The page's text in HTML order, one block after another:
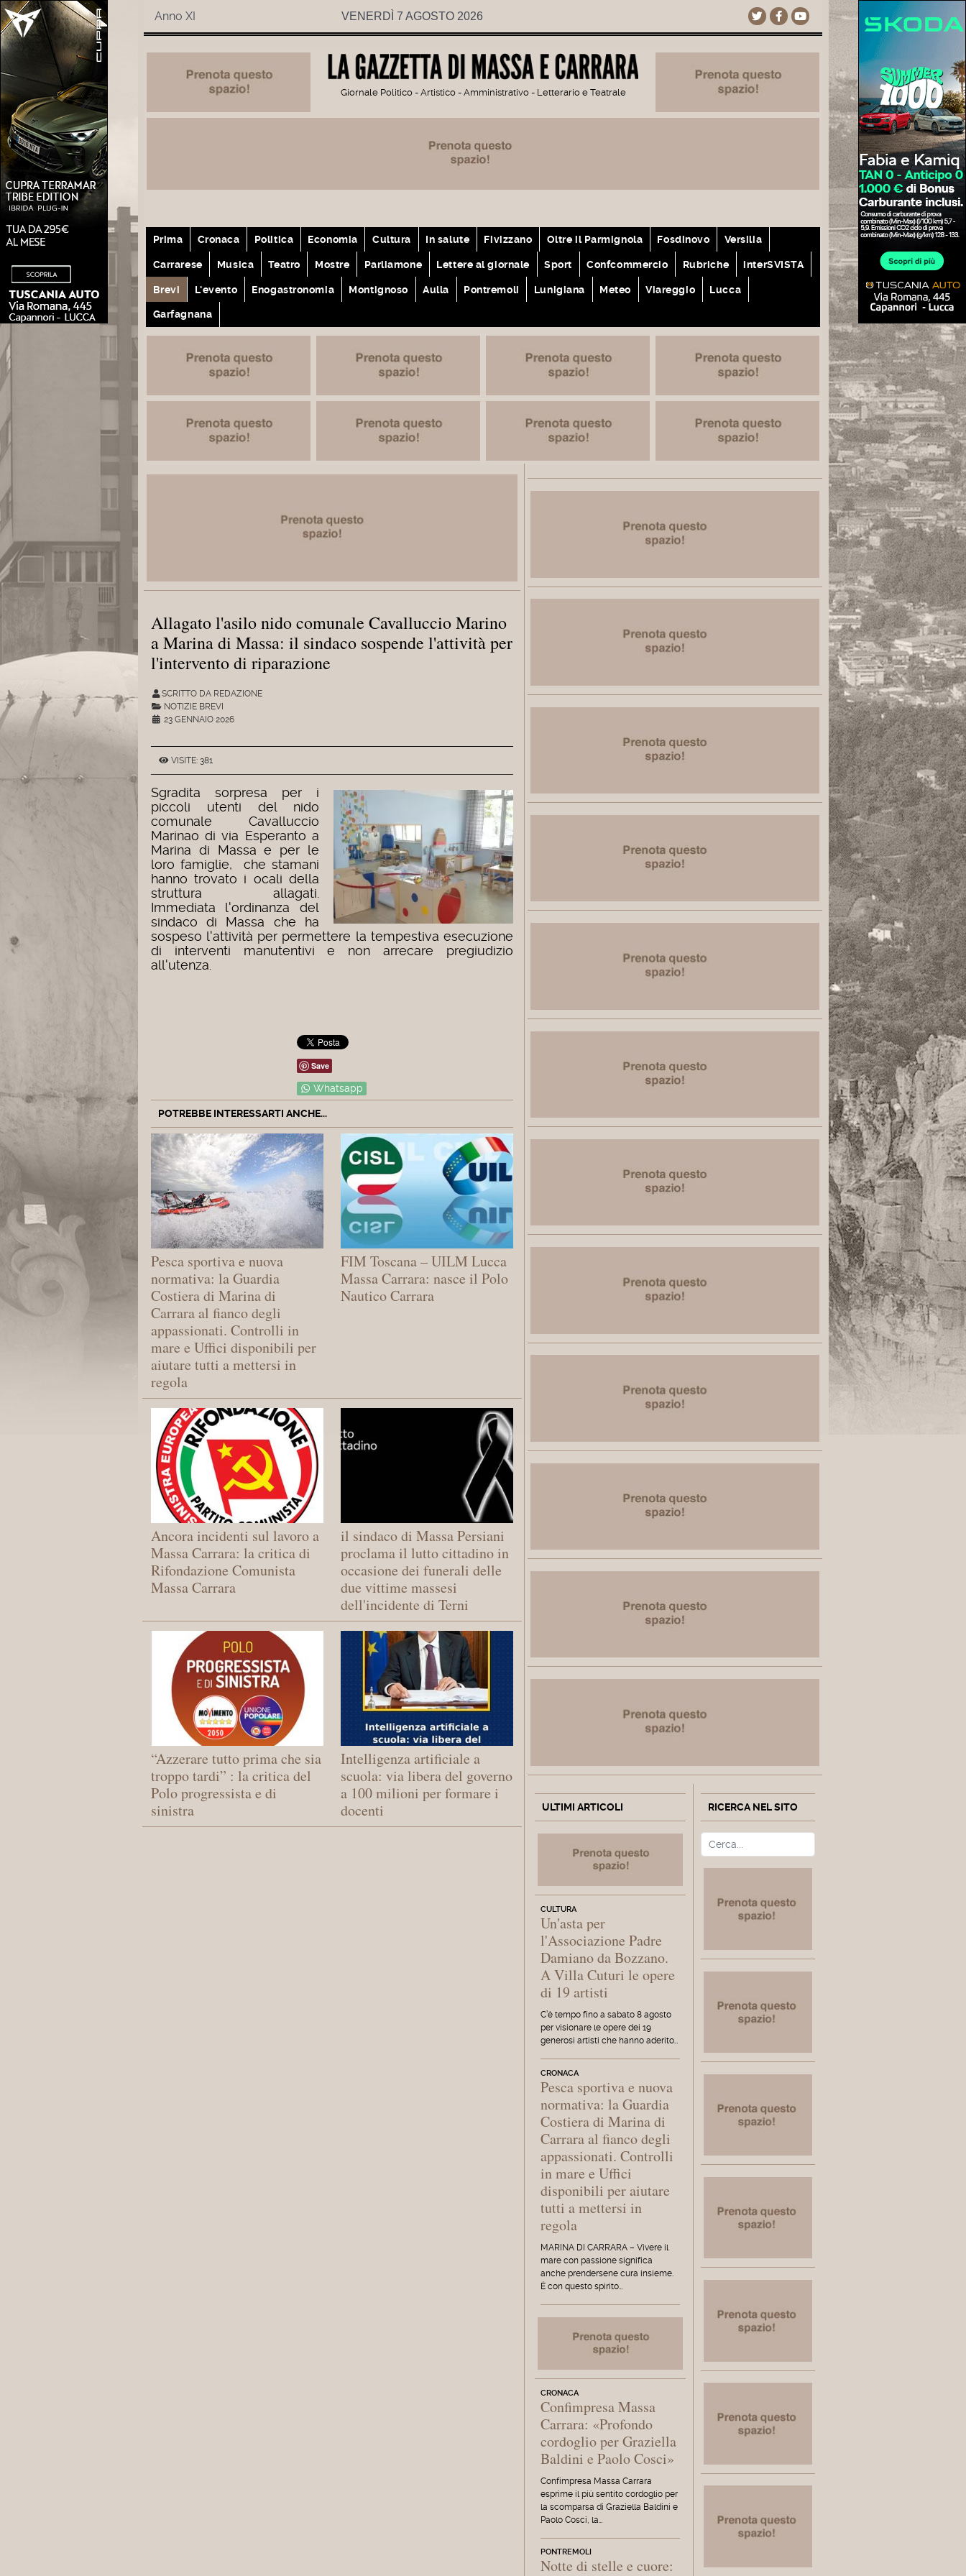
Anno XI VENERDÌ 7 AGOSTO 2026
Giornale Politico - Artistico - Amministrativo - Letterario e Teatrale
Prima Cronaca Politica Economia Cultura In salute Fivizzano Oltre il Parmignola Fosdinovo Versilia
Carrarese Musica Teatro Mostre Parliamone Lettere al giornale Sport Confcommercio Rubriche interSVISTA
Brevi L'evento Enogastronomia Montignoso Aulla Pontremoli Lunigiana Meteo Viareggio Lucca
Garfagnana
Allagato l'asilo nido comunale Cavalluccio Marino
a Marina di Massa: il sindaco sospende l'attività per
l'intervento di riparazione
SCRITTO DA REDAZIONE
NOTIZIE BREVI
23 GENNAIO 2026
VISITE: 381
Sgradita sorpresa per i
piccoli utenti del nido
comunale Cavalluccio
Marinao di via Esperanto a
Marina di Massa e per le
loro famiglie, che stamani
hanno trovato i ocali della
struttura allagati.
Immediata l'ordinanza del
sindaco di Massa che ha
sospeso l'attività per permettere la tempestiva esecuzione
di interventi manutentivi e non arrecare pregiudizio
all'utenza.
Save
Whatsapp
POTREBBE INTERESSARTI ANCHE...
Pesca sportiva e nuova
normativa: la Guardia
Costiera di Marina di
Carrara al fianco degli
appassionati. Controlli in
mare e Uffici disponibili per
aiutare tutti a mettersi in
regola
FIM Toscana – UILM Lucca
Massa Carrara: ​nasce il Polo
Nautico Carrara
Ancora incidenti sul lavoro a
Massa Carrara: la critica di
Rifondazione Comunista
Massa Carrara
il sindaco di Massa Persiani
proclama il lutto cittadino in
occasione dei funerali delle
due vittime massesi
dell'incidente di Terni
“Azzerare tutto prima che sia
troppo tardi” : la critica del
Polo progressista e di
sinistra
Intelligenza artificiale a
scuola: via libera del governo
a 100 milioni per formare i
docenti
ULTIMI ARTICOLI
CULTURA
Un'asta per
l'Associazione Padre
Damiano da Bozzano.
A Villa Cuturi le opere
di 19 artisti
C’è tempo fino a sabato 8 agosto
per visionare le opere dei 19
generosi artisti che hanno aderito…
CRONACA
Pesca sportiva e nuova
normativa: la Guardia
Costiera di Marina di
Carrara al fianco degli
appassionati. Controlli
in mare e Uffici
disponibili per aiutare
tutti a mettersi in
regola
MARINA DI CARRARA – Vivere il
mare con passione significa
anche prendersene cura insieme.
È con questo spirito…
CRONACA
Confimpresa Massa
Carrara: «Profondo
cordoglio per Graziella
Baldini e Paolo Cosci»
Confimpresa Massa Carrara
esprime il più sentito cordoglio per
la scomparsa di Graziella Baldini e
Paolo Cosci, la…
PONTREMOLI
Notte di stelle e cuore:
RICERCA NEL SITO
Cerca Type 2 or more characters